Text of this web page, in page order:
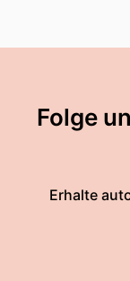
Folge
Erhalte